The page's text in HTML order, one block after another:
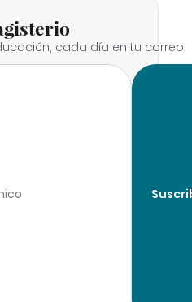
cada día en tu correo.